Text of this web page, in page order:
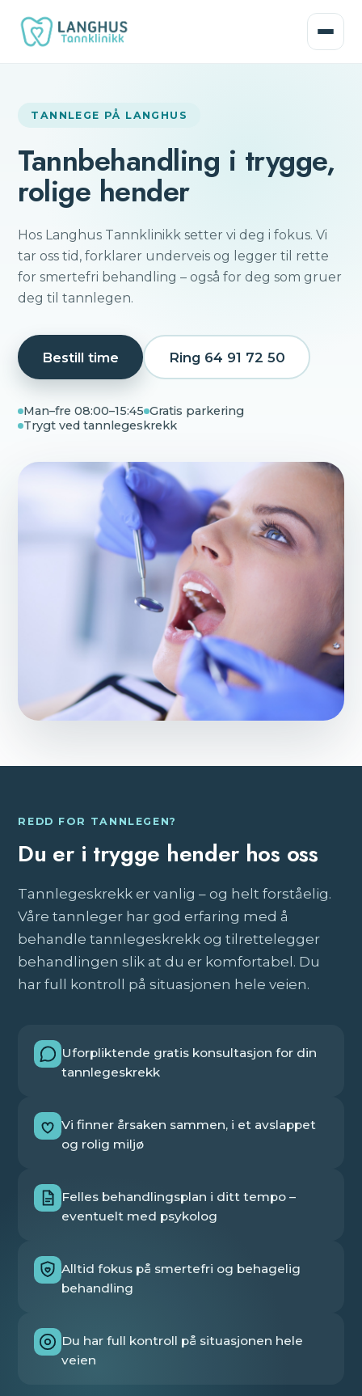
TANNLEGE PÅ LANGHUS
Tannbehandling i trygge,
rolige hender
Hos Langhus Tannklinikk setter vi deg i fokus. Vi
tar oss tid, forklarer underveis og legger til rette
for smertefri behandling – også for deg som gruer
deg til tannlegen.
Bestill time Ring 64 91 72 50
Man–fre 08:00–15:45 Gratis parkering
Trygt ved tannlegeskrekk
REDD FOR TANNLEGEN?
Du er i trygge hender hos oss
Tannlegeskrekk er vanlig – og helt forståelig.
Våre tannleger har god erfaring med å
behandle tannlegeskrekk og tilrettelegger
behandlingen slik at du er komfortabel. Du
har full kontroll på situasjonen hele veien.
Uforpliktende gratis konsultasjon for din
tannlegeskrekk
Vi finner årsaken sammen, i et avslappet
og rolig miljø
Felles behandlingsplan i ditt tempo –
eventuelt med psykolog
Alltid fokus på smertefri og behagelig
behandling
Du har full kontroll på situasjonen hele
veien